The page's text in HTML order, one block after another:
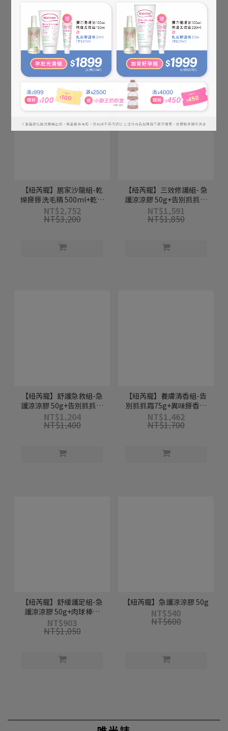
NT$500 NT$650
【紐芮寵】居家沙龍組-乾
燥掰掰洗毛精 500ml+乾燥
掰掰護毛乳 500ml+異味掰
香噴噴150ml
NT$2,752
NT$3,200
【紐芮寵】三效修護組- 急
護涼涼膠 50g+告別抓抓霜
75g+肉球棒棒 17g
NT$1,591
NT$1,850
【紐芮寵】舒護急救組-急
護涼涼膠 50g+告別抓抓霜
75g
NT$1,204
NT$1,400
【紐芮寵】養膚清香組-告
別抓抓霜75g+異味掰香噴
噴 150ml
NT$1,462
NT$1,700
【紐芮寵】舒緩護足組-急
護涼涼膠 50g+肉球棒棒
17g
NT$903
NT$1,050
【紐芮寵】急護涼涼膠 50g
NT$540
NT$600